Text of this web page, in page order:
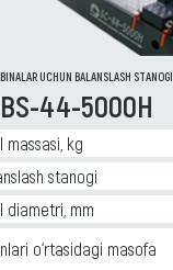
UCHUN BALANSLASH STANOGI
BS-44-5000H
massasi, kg
stanogi
diametri, mm
o‘rtasidagi masofa